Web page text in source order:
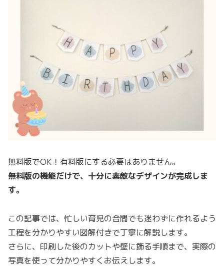
無料版でOK！有料版にする必要はありません。
無料版の機能だけで、十分に素敵なデザインが完成しま
す。
この記事では、忙しい育児の合間でも迷わずに作れるよう
工程を分かりやすい図解付きで丁寧に解説します。
さらに、印刷した後のカットや壁に飾る手順まで、実際の
写真を使って分かりやすくお伝えします。